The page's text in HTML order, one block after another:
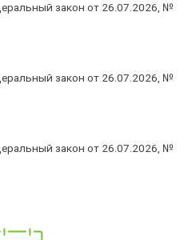
закон от 26.07.2026, №
закон от 26.07.2026, №
закон от 26.07.2026, №